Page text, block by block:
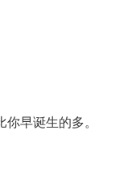
你早诞生的多。